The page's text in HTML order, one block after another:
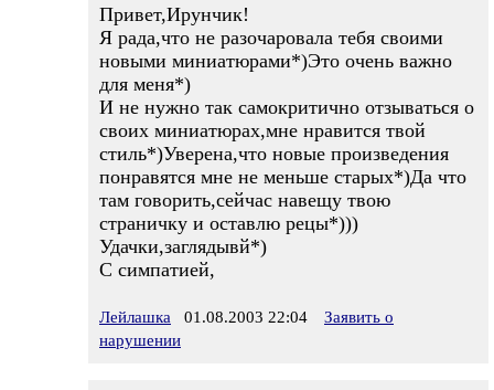
Привет,Ирунчик!
Я рада,что не разочаровала тебя своими
новыми миниатюрами*)Это очень важно
для меня*)
И не нужно так самокритично отзываться о
своих миниатюрах,мне нравится твой
стиль*)Уверена,что новые произведения
понравятся мне не меньше старых*)Да что
там говорить,сейчас навещу твою
страничку и оставлю рецы*)))
Удачки,заглядывй*)
С симпатией,
Лейлашка 01.08.2003 22:04
Заявить о
нарушении